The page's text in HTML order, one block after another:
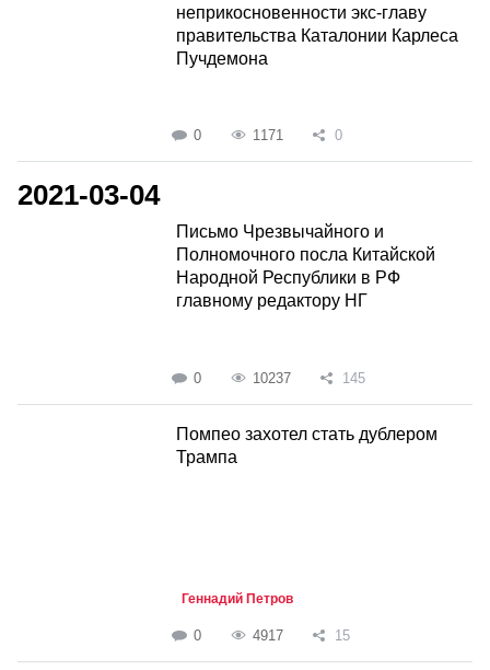
неприкосновенности экс-главу
правительства Каталонии Карлеса
Пучдемона
0 1171 0
2021-03-04
Письмо Чрезвычайного и
Полномочного посла Китайской
Народной Республики в РФ
главному редактору НГ
0 10237 145
Помпео захотел стать дублером
Трампа
Геннадий Петров
0 4917 15